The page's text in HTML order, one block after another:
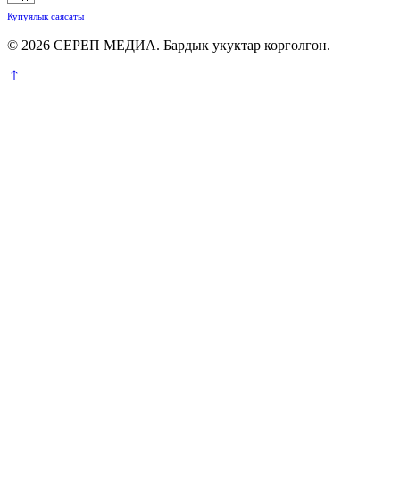
Купуялык саясаты
© 2026 СЕРЕП МЕДИА. Бардык укуктар корголгон.